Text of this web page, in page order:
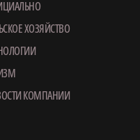
ХОЗЯЙСТВО
КОМПАНИИ